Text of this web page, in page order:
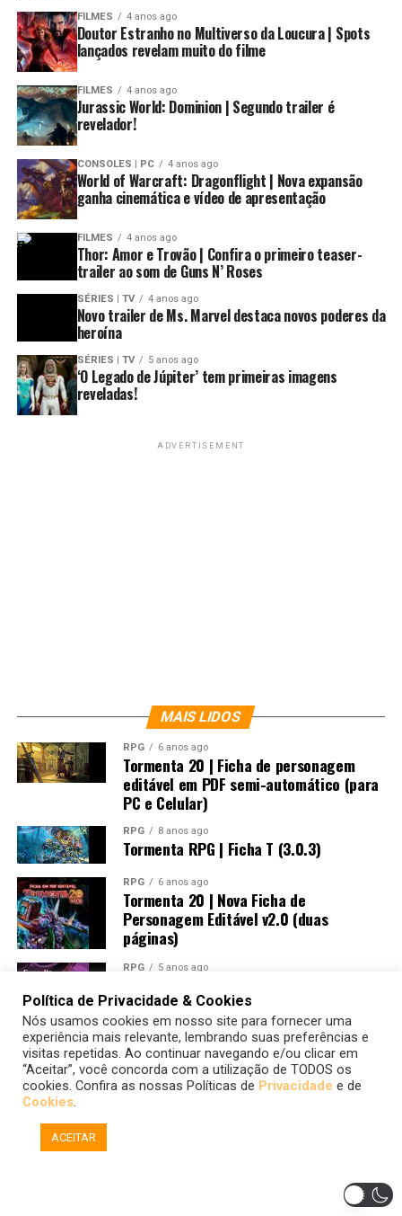
FILMES 4 anos ago
Doutor Estranho no Multiverso da Loucura | Spots
lançados revelam muito do filme
FILMES 4 anos ago
Jurassic World: Dominion | Segundo trailer é
revelador!
CONSOLES | PC 4 anos ago
World of Warcraft: Dragonflight | Nova expansão
ganha cinemática e vídeo de apresentação
FILMES 4 anos ago
Thor: Amor e Trovão | Confira o primeiro teaser-
trailer ao som de Guns N’ Roses
SÉRIES | TV 4 anos ago
Novo trailer de Ms. Marvel destaca novos poderes da
heroína
SÉRIES | TV 5 anos ago
‘O Legado de Júpiter’ tem primeiras imagens
reveladas!
ADVERTISEMENT
MAIS LIDOS
RPG 6 anos ago
Tormenta 20 | Ficha de personagem
editável em PDF semi-automático (para
PC e Celular)
RPG 8 anos ago
Tormenta RPG | Ficha T (3.0.3)
RPG 6 anos ago
Tormenta 20 | Nova Ficha de
Personagem Editável v2.0 (duas
páginas)
RPG 5 anos ago
personagem em PDF editável v.1.0
ANIME | MANGÁ 9 anos ago
Gamers! | Comédia, Romance e Jogos
Política de Privacidade & Cookies
Nós usamos cookies em nosso site para fornecer uma
experiência mais relevante, lembrando suas preferências e
visitas repetidas. Ao continuar navegando e/ou clicar em
“Aceitar”, você concorda com a utilização de TODOS os
cookies. Confira as nossas Políticas de Privacidade e de
Cookies.
ACEITAR